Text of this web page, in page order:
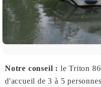
Notre conseil : le Triton
d'accueil de 3 à 5